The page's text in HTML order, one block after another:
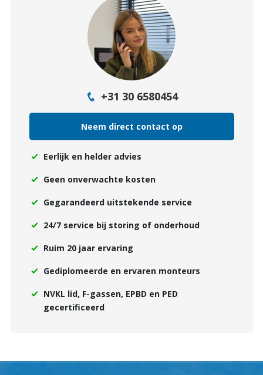
+31 30 6580454
Neem direct contact op
Eerlijk en helder advies
Geen onverwachte kosten
Gegarandeerd uitstekende service
24/7 service bij storing of onderhoud
Ruim 20 jaar ervaring
Gediplomeerde en ervaren monteurs
NVKL lid, F-gassen, EPBD en PED
gecertificeerd